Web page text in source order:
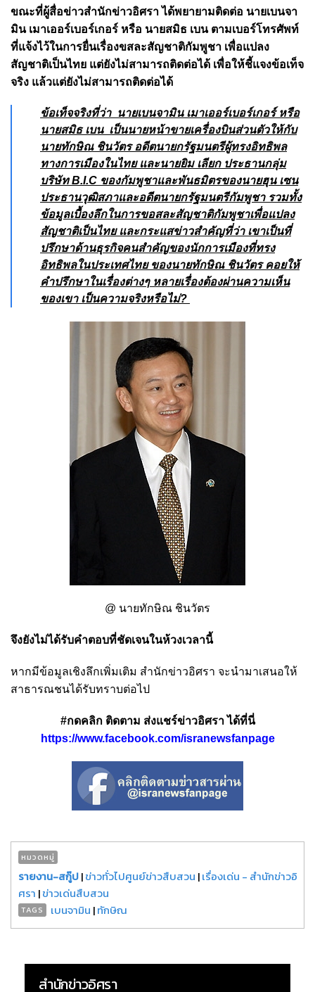
ขณะที่ผู้สื่อข่าวสำนักข่าวอิศรา ได้พยายามติดต่อ นายเบนจา
มิน เมาเออร์เบอร์เกอร์ หรือ นายสมิธ เบน ตามเบอร์โทรศัพท์
ที่แจ้งไว้ในการยื่นเรื่องขสละสัญชาติกัมพูชา เพื่อแปลง
สัญชาติเป็นไทย แต่ยังไม่สามารถติดต่อได้ เพื่อให้ชี้แจงข้อเท็จ
จริง แล้วแต่ยังไม่สามารถติดต่อได้
ข้อเท็จจริงที่ว่า นายเบนจามิน เมาเออร์เบอร์เกอร์ หรือ
นายสมิธ เบน เป็นนายหน้าขายเครื่องบินส่วนตัวให้กับ
นายทักษิณ ชินวัตร อดีตนายกรัฐมนตรีผู้ทรงอิทธิพล
ทางการเมืองในไทย และนายยิม เลียก ประธานกลุ่ม
บริษัท B.I.C ของกัมพูชาและพันธมิตรของนายฮุน เซน
ประธานวุฒิสภาและอดีตนายกรัฐมนตรีกัมพูชา รวมทั้ง
ข้อมูลเบื้องลึกในการขอสละสัญชาติกัมพูชาเพื่อแปลง
สัญชาติเป็นไทย และกระแสข่าวสำคัญที่ว่า เขาเป็นที่
ปรึกษาด้านธุรกิจคนสำคัญของนักการเมืองที่ทรง
อิทธิพลในประเทศไทย ของนายทักษิณ ชินวัตร คอยให้
คำปรึกษาในเรื่องต่างๆ หลายเรื่องต้องผ่านความเห็น
ของเขา เป็นความจริงหรือไม่?
@ นายทักษิณ ชินวัตร
จึงยังไม่ได้รับคำตอบที่ชัดเจนในห้วงเวลานี้
หากมีข้อมูลเชิงลึกเพิ่มเติม สำนักข่าวอิศรา จะนำมาเสนอให้
สาธารณชนได้รับทราบต่อไป
#กดคลิก ติดตาม ส่งแชร์ข่าวอิศรา ได้ที่นี่
https://www.facebook.com/isranewsfanpage
หมวดหมู่
รายงาน-สกู๊ป|ข่าวทั่วไปศูนย์ข่าวสืบสวน |เรื่องเด่น - สำนักข่าวอิ
ศรา |ข่าวเด่นสืบสวน
TAGS เบนจามิน |ทักษิณ
สำนักข่าวอิศรา